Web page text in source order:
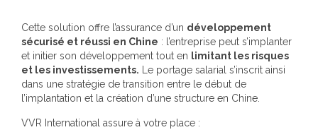
Cette solution offre l’assurance d’un développement
sécurisé et réussi en Chine : l’entreprise peut s’implanter
et initier son développement tout en limitant les risques
et les investissements. Le portage salarial s’inscrit ainsi
dans une stratégie de transition entre le début de
l’implantation et la création d’une structure en Chine.
VVR International assure à votre place :